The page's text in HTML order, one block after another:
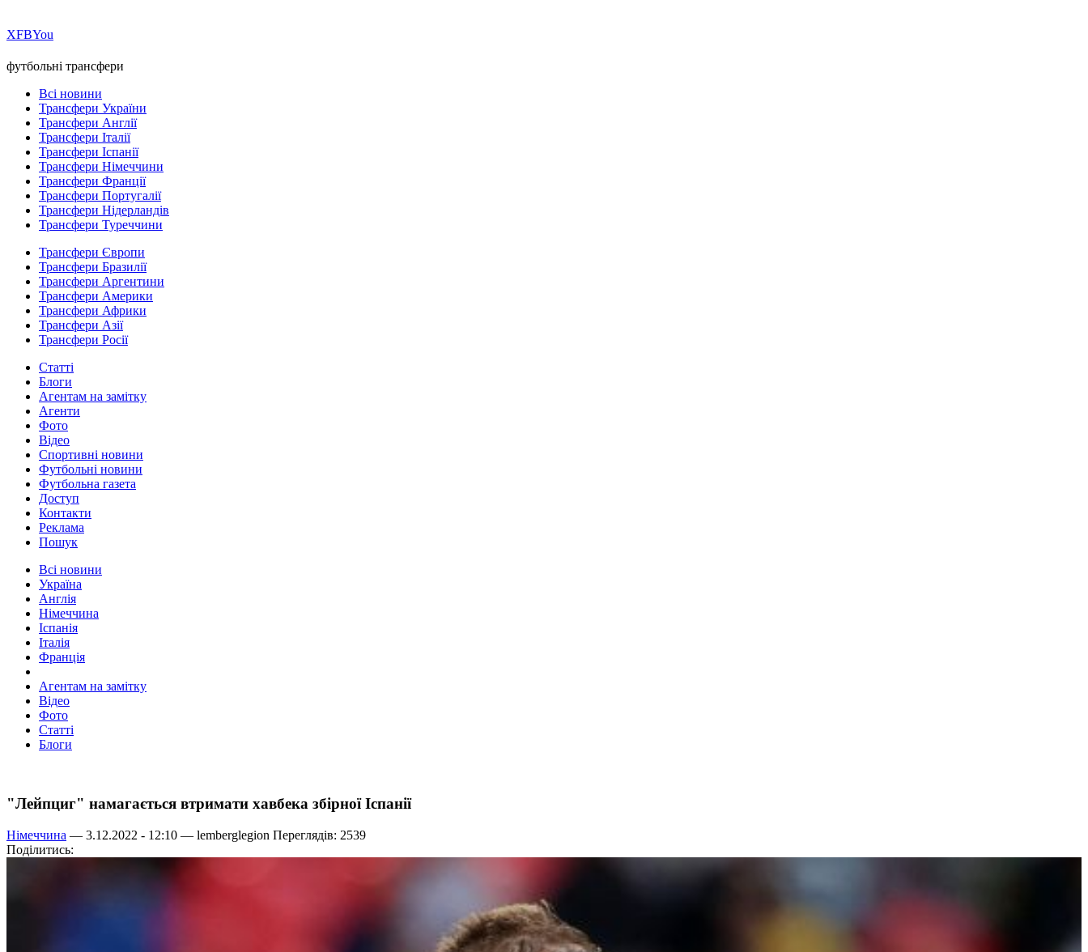
ХFBYou
футбольні трансфери
Всі новини
Трансфери України
Трансфери Англії
Трансфери Італії
Трансфери Іспанії
Трансфери Німеччини
Трансфери Франції
Трансфери Португалії
Трансфери Нідерландів
Трансфери Туреччини
Трансфери Європи
Трансфери Бразилії
Трансфери Аргентини
Трансфери Америки
Трансфери Африки
Трансфери Азії
Трансфери Росії
Статті
Блоги
Агентам на замітку
Агенти
Фото
Відео
Спортивні новини
Футбольні новини
Футбольна газета
Доступ
Контакти
Реклама
Пошук
Всі новини
Україна
Англія
Німеччина
Іспанія
Італія
Франція
Агентам на замітку
Відео
Фото
Статті
Блоги
"Лейпциг" намагається втримати хавбека збірної Іспанії
Німеччина — 3.12.2022 - 12:10 — lemberglegion Переглядів: 2539
Поділитись: